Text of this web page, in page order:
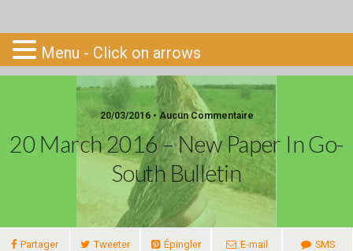
Go-South
20/03/2016 • Aucun Commentaire
20 March 2016 – New Paper In Go-
South Bulletin
Partager Tweeter Épingler E-mail SMS
Menu - Click on arrows